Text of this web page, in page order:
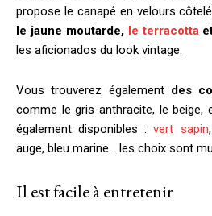
propose le canapé en velours
le jaune moutarde, le terracotta
les aficionados du look vintage.
Vous trouverez également des
comme le gris anthracite, le beige,
également disponibles :vert sapin
auge, bleu marine… les choix sont
Il est facile à entretenir